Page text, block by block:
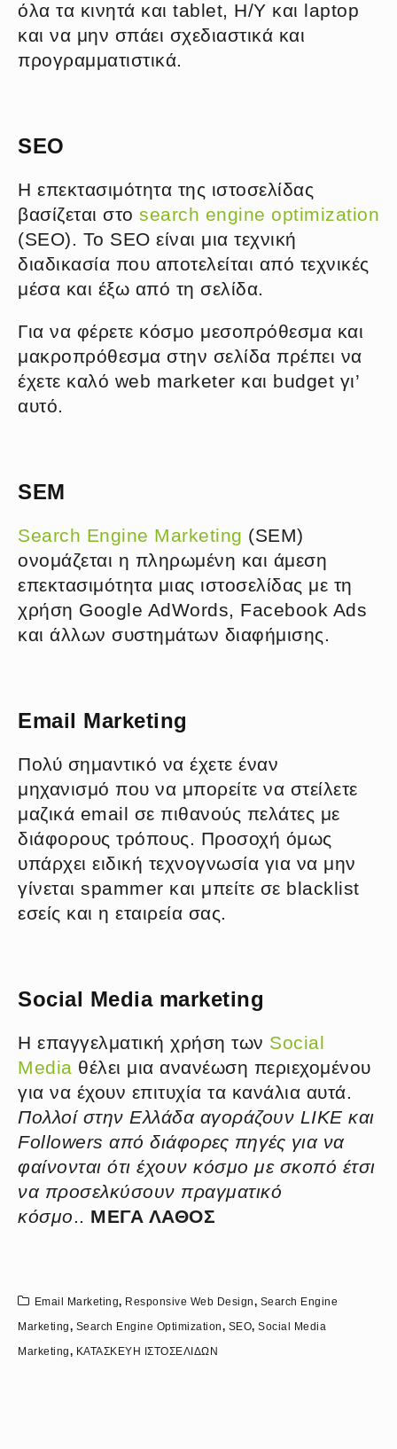
όλα τα κινητά και tablet, Η/Υ και laptop
και να μην σπάει σχεδιαστικά και
προγραμματιστικά.
SEO
Η επεκτασιμότητα της ιστοσελίδας
βασίζεται στο search engine optimization
(SEO). To SEO είναι μια τεχνική
διαδικασία που αποτελείται από τεχνικές
μέσα και έξω από τη σελίδα.
Για να φέρετε κόσμο μεσοπρόθεσμα και
μακροπρόθεσμα στην σελίδα πρέπει να
έχετε καλό web marketer και budget γι’
αυτό.
SEM
Search Engine Marketing (SEM)
ονομάζεται η πληρωμένη και άμεση
επεκτασιμότητα μιας ιστοσελίδας με τη
χρήση Google AdWords, Facebook Ads
και άλλων συστημάτων διαφήμισης.
Email Marketing
Πολύ σημαντικό να έχετε έναν
μηχανισμό που να μπορείτε να στείλετε
μαζικά email σε πιθανούς πελάτες με
διάφορους τρόπους. Προσοχή όμως
υπάρχει ειδική τεχνογνωσία για να μην
γίνεται spammer και μπείτε σε blacklist
εσείς και η εταιρεία σας.
Social Media marketing
Η επαγγελματική χρήση των Social
Media θέλει μια ανανέωση περιεχομένου
για να έχουν επιτυχία τα κανάλια αυτά.
Πολλοί στην Ελλάδα αγοράζουν LIKE και
Followers από διάφορες πηγές για να
φαίνονται ότι έχουν κόσμο με σκοπό έτσι
να προσελκύσουν πραγματικό
κόσμο.. ΜΕΓΑ ΛΑΘΟΣ
Email Marketing, Responsive Web Design, Search Engine
Marketing, Search Engine Optimization, SEO, Social Media
Marketing, ΚΑΤΑΣΚΕΥΗ ΙΣΤΟΣΕΛΙΔΩΝ